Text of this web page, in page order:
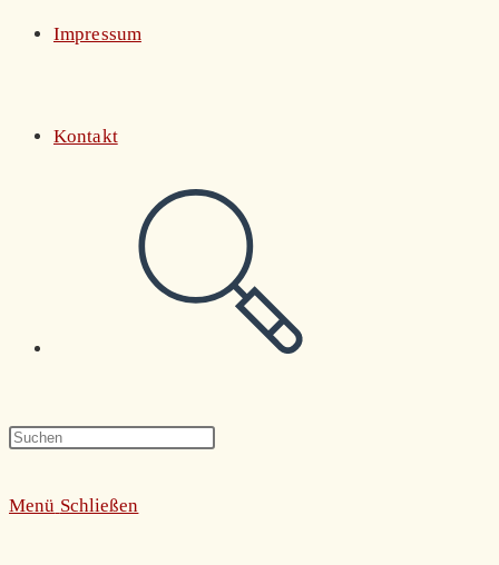
Impressum
Kontakt
umschalten
Press
Menü Schließen